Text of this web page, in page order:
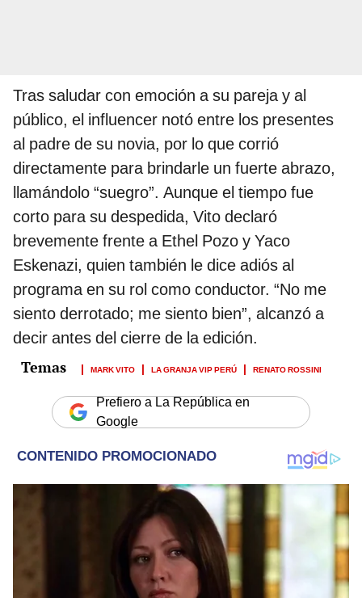
Tras saludar con emoción a su pareja y al
público, el influencer notó entre los presentes
al padre de su novia, por lo que corrió
directamente para brindarle un fuerte abrazo,
llamándolo “suegro”. Aunque el tiempo fue
corto para su despedida, Vito declaró
brevemente frente a Ethel Pozo y Yaco
Eskenazi, quien también le dice adiós al
programa en su rol como conductor. “No me
siento derrotado; me siento bien”, alcanzó a
decir antes del cierre de la edición.
MARK VITO LA GRANJA VIP PERÚ RENATO ROSSINI
Prefiero a La República en
Google